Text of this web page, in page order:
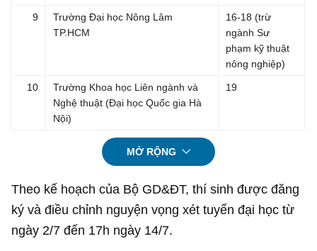
9
Trường Đại học Nông Lâm
TP.HCM
16-18 (trừ
ngành Sư
phạm kỹ thuật
nông nghiệp)
10
Trường Khoa học Liên ngành và
Nghệ thuật (Đại học Quốc gia Hà
Nội)
19
MỞ RỘNG
Theo kế hoạch của Bộ GD&ĐT, thí sinh được đăng
ký và điều chỉnh nguyện vọng xét tuyển đại học từ
ngày 2/7 đến 17h ngày 14/7.